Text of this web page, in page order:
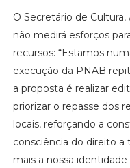
O Secretário de Cultura,
não medirá esforços
recursos: “Estamos
execução da PNAB
a proposta é realizar
priorizar o repasse dos
locais, reforçando a
consciência do direito a
mais a nossa identidade